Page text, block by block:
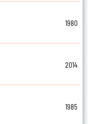
1980
2014
1985